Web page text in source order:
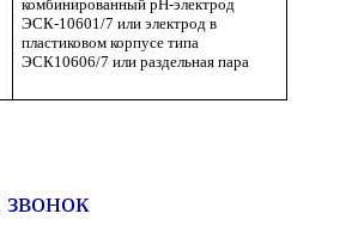
комбинированный рН-электрод
ЭСК-10601/7 или электрод в
пластиковом корпусе типа
ЭСК10606/7 или раздельная пара